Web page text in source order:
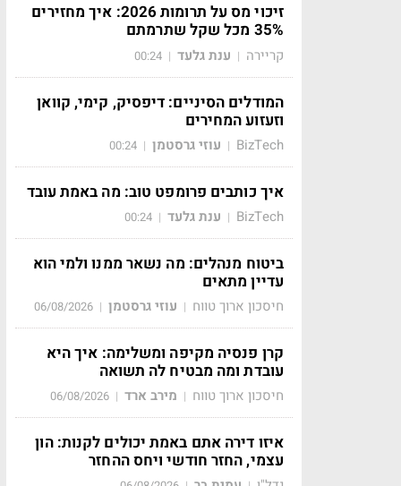
זיכוי מס על תרומות 2026: איך מחזירים
35% מכל שקל שתרמתם
קריירה | ענת גלעד |
00:24
המודלים הסיניים: דיפסיק, קימי, קוואן
וזעזוע המחירים
BizTech
| עוזי גרסטמן |
00:24
איך כותבים פרומפט טוב: מה באמת עובד
BizTech
| ענת גלעד |
00:24
ביטוח מנהלים: מה נשאר ממנו ולמי הוא
עדיין מתאים
חיסכון ארוך טווח | עוזי גרסטמן |
06/08/2026
קרן פנסיה מקיפה ומשלימה: איך היא
עובדת ומה מבטיח לה תשואה
חיסכון ארוך טווח | מירב ארד |
06/08/2026
איזו דירה אתם באמת יכולים לקנות: הון
עצמי, החזר חודשי ויחס ההחזר